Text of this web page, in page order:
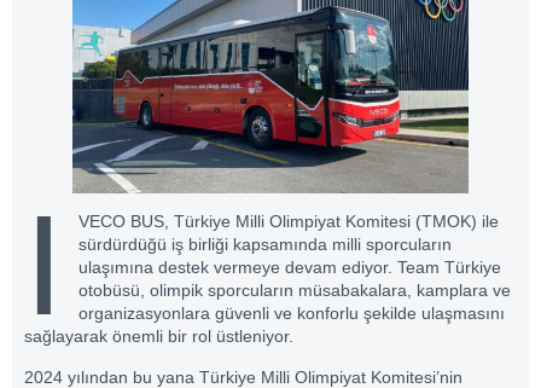
I
VECO BUS, Türkiye Milli Olimpiyat Komitesi (TMOK) ile
sürdürdüğü iş birliği kapsamında milli sporcuların
ulaşımına destek vermeye devam ediyor. Team Türkiye
otobüsü, olimpik sporcuların müsabakalara, kamplara ve
organizasyonlara güvenli ve konforlu şekilde ulaşmasını
sağlayarak önemli bir rol üstleniyor.
2024 yılından bu yana Türkiye Milli Olimpiyat Komitesi’nin